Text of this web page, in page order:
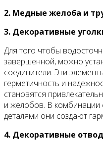
2. Медные желоба и
3. Декоративные
Для того чтобы
завершенной, можно
соединители. Эти
герметичность и
становятся
и желобов. В
деталями они создают
4. Декоративные